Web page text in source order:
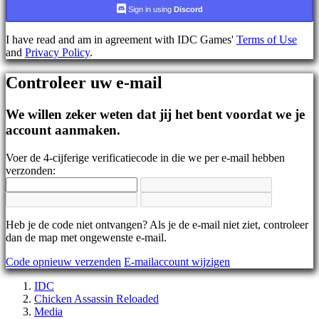
BS
DA
DE
EL
EN
FI
FR
HR
JA
KO
PL
PT
RO
SR
SV
Sign in using Discord
I have read and am in agreement with IDC Games' Terms of Use
and Privacy Policy.
Controleer uw e-mail
We willen zeker weten dat jij het bent voordat we je
account aanmaken.
Voer de 4-cijferige verificatiecode in die we per e-mail hebben
verzonden:
Heb je de code niet ontvangen? Als je de e-mail niet ziet, controleer
dan de map met ongewenste e-mail.
Code opnieuw verzenden E-mailaccount wijzigen
IDC
Chicken Assassin Reloaded
Media